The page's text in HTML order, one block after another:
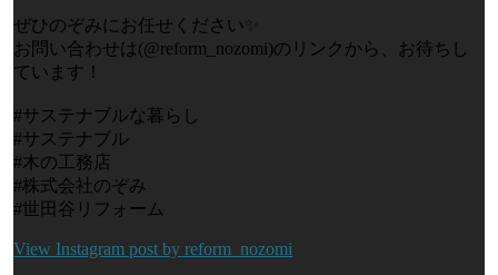
ぜひのぞみにお任せください✨
お問い合わせは(@reform_nozomi)のリンクから、お待ちし
ています！
#サステナブルな暮らし
#サステナブル
#木の工務店
#株式会社のぞみ
#世田谷リフォーム
View Instagram post by reform_nozomi